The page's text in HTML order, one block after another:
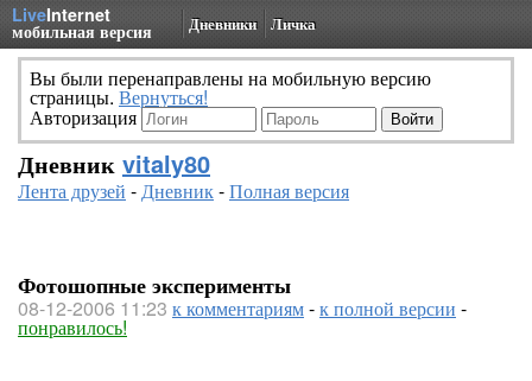
LiveInternet
мобильная версия Дневники Личка
Вы были перенаправлены на мобильную версию
страницы. Вернуться!
Авторизация
Дневник vitaly80
Лента друзей -Дневник-Полная версия
Фотошопные эксперименты
08-12-2006 11:23 к комментариям-к полной версии -
понравилось!